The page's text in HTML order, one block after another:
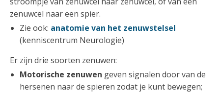
zenuwcel naar een spier.
Zie ook: anatomie van het zenuwstelsel
(kenniscentrum Neurologie)
Er zijn drie soorten zenuwen:
Motorische zenuwen geven signalen door van de
hersenen naar de spieren zodat je kunt bewegen;